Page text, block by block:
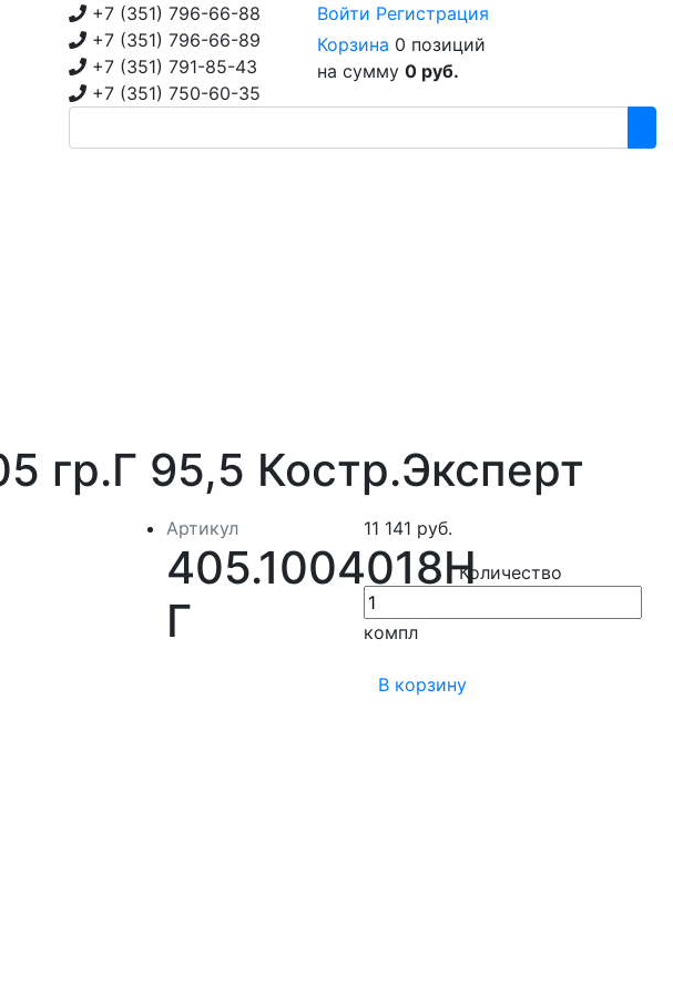
+7 (351) 796-66-88
+7 (351) 796-66-89
+7 (351) 791-85-43
+7 (351) 750-60-35
Войти Регистрация
Корзина 0 позиций
на сумму 0 руб.
гр.Г 95,5 Костр.Эксперт
Артикул
405.1004018Н
Г
11 141 руб.
Количество
компл
В корзину